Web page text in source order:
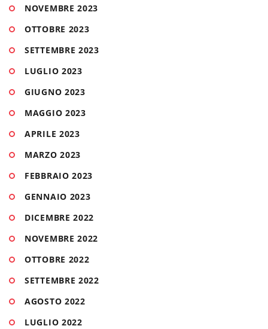
NOVEMBRE 2023
OTTOBRE 2023
SETTEMBRE 2023
LUGLIO 2023
GIUGNO 2023
MAGGIO 2023
APRILE 2023
MARZO 2023
FEBBRAIO 2023
GENNAIO 2023
DICEMBRE 2022
NOVEMBRE 2022
OTTOBRE 2022
SETTEMBRE 2022
AGOSTO 2022
LUGLIO 2022